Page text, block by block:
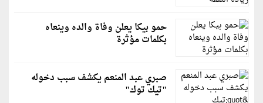
حمو بيكا يعلن وفاة والده وينعاه
بكلمات مؤثرة
صبري عبد المنعم يكشف سبب دخوله
"تيك توك"